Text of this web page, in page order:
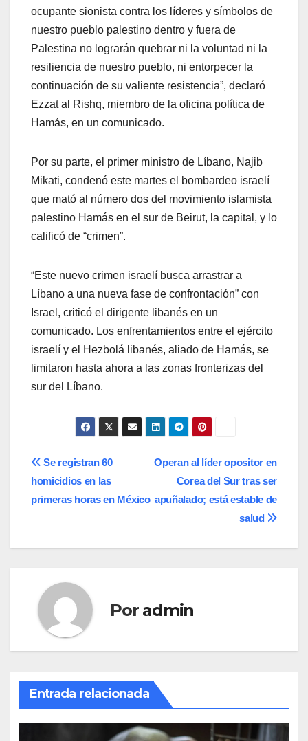
ocupante sionista contra los líderes y símbolos de
nuestro pueblo palestino dentro y fuera de
Palestina no lograrán quebrar ni la voluntad ni la
resiliencia de nuestro pueblo, ni entorpecer la
continuación de su valiente resistencia”, declaró
Ezzat al Rishq, miembro de la oficina política de
Hamás, en un comunicado.
Por su parte, el primer ministro de Líbano, Najib
Mikati, condenó este martes el bombardeo israelí
que mató al número dos del movimiento islamista
palestino Hamás en el sur de Beirut, la capital, y lo
calificó de “crimen”.
“Este nuevo crimen israelí busca arrastrar a
Líbano a una nueva fase de confrontación” con
Israel, criticó el dirigente libanés en un
comunicado. Los enfrentamientos entre el ejército
israelí y el Hezbolá libanés, aliado de Hamás, se
limitaron hasta ahora a las zonas fronterizas del
sur del Líbano.
Navegación
de
Operan al líder opositor en
Corea del Sur tras ser
apuñalado; está estable de
salud
Se registran 60
homicidios en las
primeras horas en México
Por admin
Entrada relacionada